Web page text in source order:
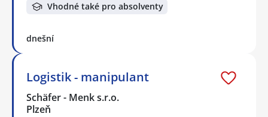
Vhodné také pro absolventy
dnešní
Logistik - manipulant
Schäfer - Menk s.r.o.
Plzeň